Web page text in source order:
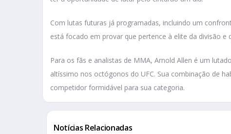
Com lutas futuras já programadas, incluindo um
está focado em provar que pertence à elite da divisão
Para os fãs e analistas de MMA, Arnold Allen é um
altíssimo nos octógonos do UFC. Sua combinação de
competidor formidável para sua categoria.
Notícias Relacionadas